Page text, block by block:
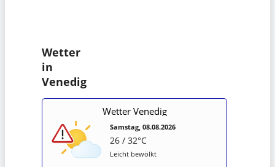
Wetter
in
Venedig
Wetter Venedig
Samstag, 08.08.2026
26 / 32°C
Leicht bewölkt